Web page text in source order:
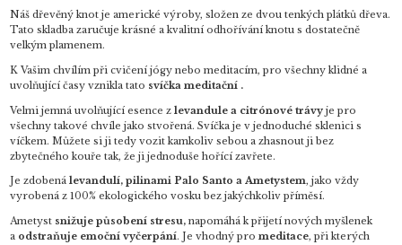
Náš dřevěný knot je americké výroby, složen ze dvou tenkých plátků dřeva.
Tato skladba zaručuje krásné a kvalitní odhořívání knotu s dostatečně
velkým plamenem.
K Vašim chvílím při cvičení jógy nebo meditacím, pro všechny klidné a
uvolňující časy vznikla tato svíčka meditační .
Velmi jemná uvolňující esence z levandule a citrónové trávy je pro
všechny takové chvíle jako stvořená. Svíčka je v jednoduché sklenici s
víčkem. Můžete si ji tedy vozit kamkoliv sebou a zhasnout ji bez
zbytečného kouře tak, že ji jednoduše hořící zavřete.
Je zdobená levandulí, pilinami Palo Santo a Ametystem, jako vždy
vyrobená z 100% ekologického vosku bez jakýchkoliv příměsí.
Ametyst snižuje působení stresu, napomáhá k přijetí nových myšlenek
a odstraňuje emoční vyčerpání. Je vhodný promeditace, při kterých